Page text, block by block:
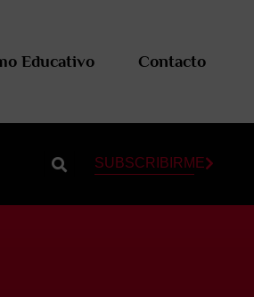
Educativo Contacto
SUBSCRIBIRME